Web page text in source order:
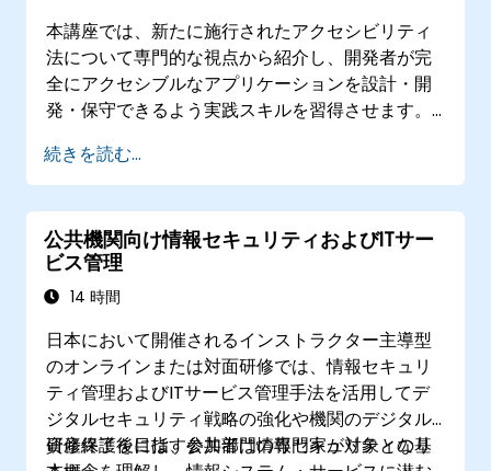
本講座では、新たに施行されたアクセシビリティ
法について専門的な視点から紹介し、開発者が完
全にアクセシブルなアプリケーションを設計・開
発・保守できるよう実践スキルを習得させます。
い、その後すぐに実際のコーディング演習やツー
ル、テスト手法へと移行し、障害を持つユーザー
にも配慮したインクルージブな製品づくりを支援
します。
続きを読む...
公共機関向け情報セキュリティおよびITサー
ビス管理
14 時間
日本において開催されるインストラクター主導型
のオンラインまたは対面研修では、情報セキュリ
ティ管理およびITサービス管理手法を活用してデ
ジタルセキュリティ戦略の強化や機関のデジタル
資産保護を目指す公共部門の専門家が対象となり
研修終了後には、参加者は情報セキュリティの基